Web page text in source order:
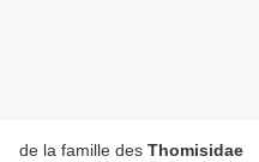
de la famille des Thomisidae